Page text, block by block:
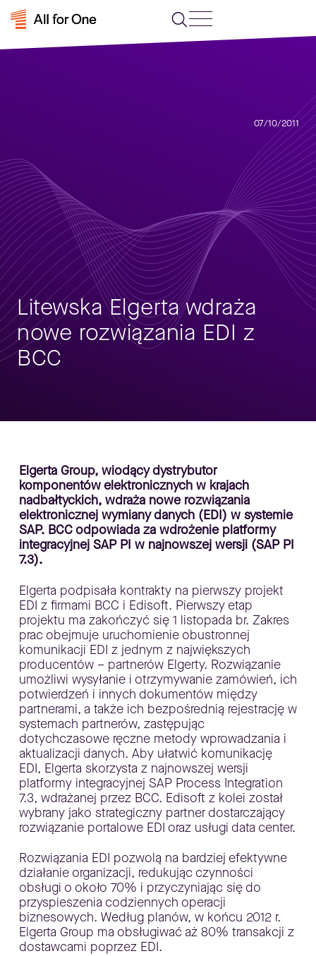
07/10/2011
Litewska Elgerta wdraża
nowe rozwiązania EDI z
BCC
Elgerta Group, wiodący dystrybutor
komponentów elektronicznych w krajach
nadbałtyckich, wdraża nowe rozwiązania
elektronicznej wymiany danych (EDI) w systemie
SAP. BCC odpowiada za wdrożenie platformy
integracyjnej SAP PI w najnowszej wersji (SAP PI
7.3).
Elgerta podpisała kontrakty na pierwszy projekt
EDI z firmami BCC i Edisoft. Pierwszy etap
projektu ma zakończyć się 1 listopada br. Zakres
prac obejmuje uruchomienie obustronnej
komunikacji EDI z jednym z największych
producentów – partnerów Elgerty. Rozwiązanie
umożliwi wysyłanie i otrzymywanie zamówień, ich
potwierdzeń i innych dokumentów między
partnerami, a także ich bezpośrednią rejestrację w
systemach partnerów, zastępując
dotychczasowe ręczne metody wprowadzania i
aktualizacji danych. Aby ułatwić komunikację
EDI, Elgerta skorzysta z najnowszej wersji
platformy integracyjnej SAP Process Integration
7.3, wdrażanej przez BCC. Edisoft z kolei został
wybrany jako strategiczny partner dostarczający
rozwiązanie portalowe EDI oraz usługi data center.
Rozwiązania EDI pozwolą na bardziej efektywne
działanie organizacji, redukując czynności
obsługi o około 70% i przyczyniając się do
przyspieszenia codziennych operacji
biznesowych. Według planów, w końcu 2012 r.
Elgerta Group ma obsługiwać aż 80% transakcji z
dostawcami poprzez EDI.